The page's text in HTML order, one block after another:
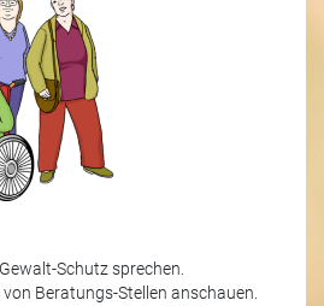
Schutz sprechen.
Beratungs-Stellen anschauen.